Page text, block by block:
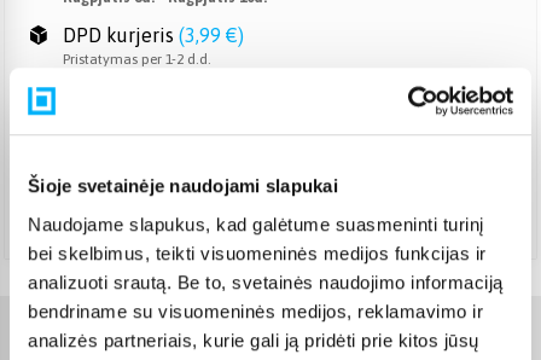
Šioje svetainėje naudojami slapukai
Naudojame slapukus, kad galėtume suasmeninti turinį
bei skelbimus, teikti visuomeninės medijos funkcijas ir
analizuoti srautą. Be to, svetainės naudojimo informaciją
bendriname su visuomeninės medijos, reklamavimo ir
analizės partneriais, kurie gali ją pridėti prie kitos jūsų
DPD kurjeris (3,99 €)
Pristatymas per 1-2 d.d.
Atsiėmimas Veiverių g. 171, Kaunas
Rugpjūtis 10d. - Rugpjūtis 11d.
Charakteristikos